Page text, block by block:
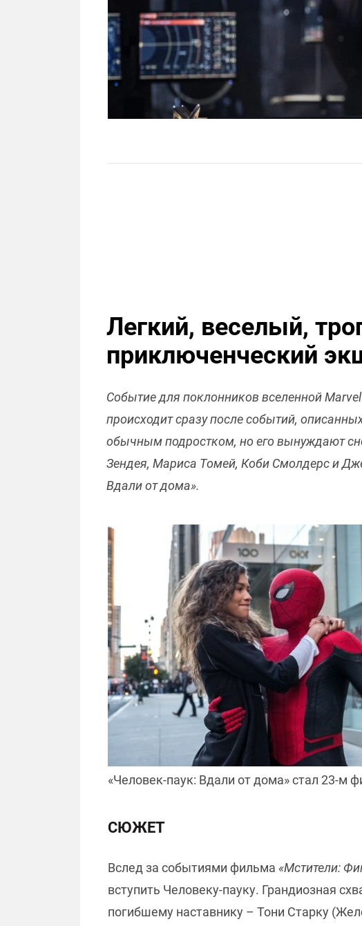
Легкий, веселый,
приключенческий
Событие для поклонников вселенной
происходит сразу после событий,
обычным подростком, но его вынуждают
Зендея, Мариса Томей, Коби Смолдерс и
Вдали от дома».
«Человек-паук: Вдали от дома» стал 23-м
СЮЖЕТ
Вслед за событиями фильма «Мстители:
вступить Человеку-пауку. Грандиозная
погибшему наставнику – Тони Старку